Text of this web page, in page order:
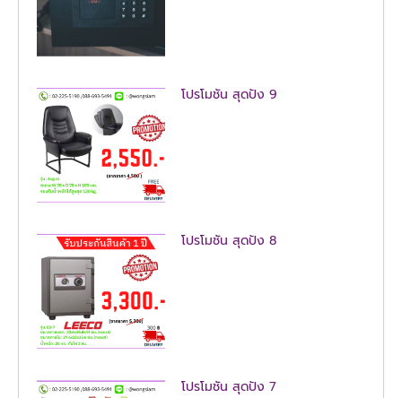
โปรโมชั่น สุดปัง 9
โปรโมชั่น สุดปัง 8
โปรโมชั่น สุดปัง 7